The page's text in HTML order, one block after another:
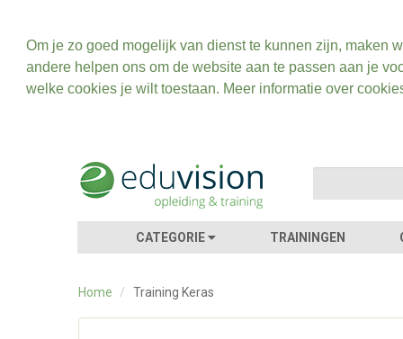
Om je zo goed mogelijk van dienst te kunnen zijn, maken
andere helpen ons om de website aan te passen aan je
welke cookies je wilt toestaan. Meer informatie over
CATEGORIE TRAININGEN
Home / Training Keras